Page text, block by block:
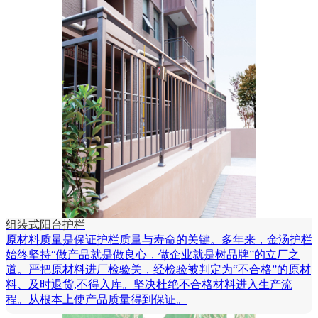
组装式阳台护栏
原材料质量是保证护栏质量与寿命的关键。多年来，金汤护栏
始终坚持“做产品就是做良心，做企业就是树品牌”的立厂之
道。严把原材料进厂检验关，经检验被判定为“不合格”的原材
料、及时退货,不得入库。坚决杜绝不合格材料进入生产流
程。从根本上使产品质量得到保证。